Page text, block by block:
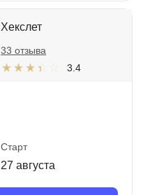
Хекслет
3.4
33 отзыва
Старт
27 августа